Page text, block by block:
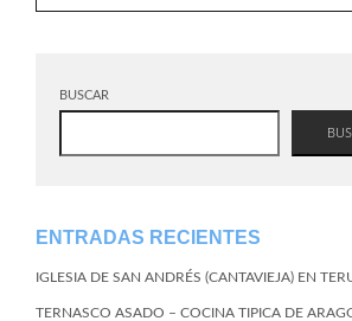
BUSCAR
ENTRADAS RECIENTES
IGLESIA DE SAN ANDRÉS (CANTAVIEJA) EN
TERNASCO ASADO – COCINA TIPICA DE